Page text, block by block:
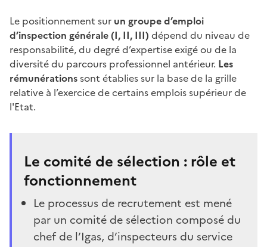
Le positionnement sur un groupe d’emploi
d’inspection générale (I, II, III) dépend du niveau de
responsabilité, du degré d’expertise exigé ou de la
diversité du parcours professionnel antérieur. Les
rémunérationssont établies sur la base de la grille
relative à l’exercice de certains emplois supérieur de
l'Etat.
Le comité de sélection : rôle et
fonctionnement
Le processus de recrutement est mené
par un comité de sélection composé du
chef de l’Igas, d’inspecteurs du service